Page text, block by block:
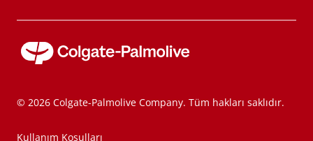
© 2026 Colgate-Palmolive Company. Tüm hakları saklıdır.
Kullanım Koşulları